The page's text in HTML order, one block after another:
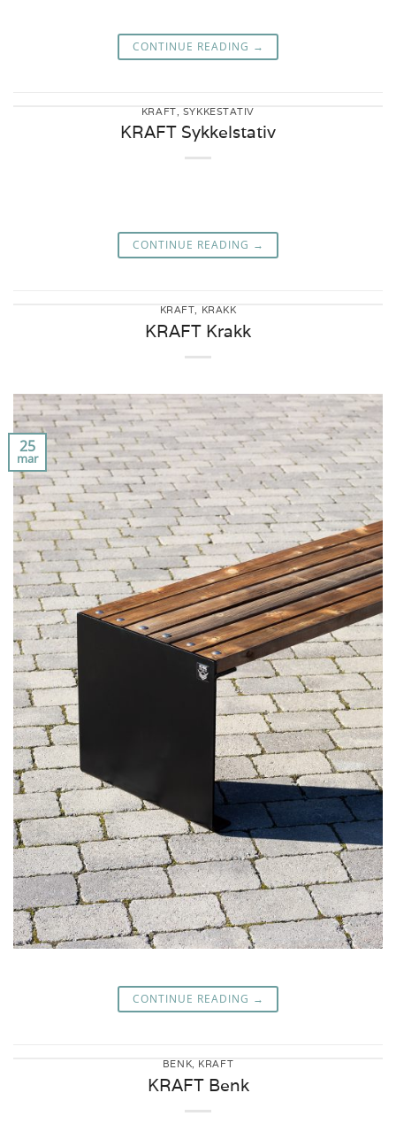
CONTINUE READING →
KRAFT SYKKESTATIV
KRAFT Sykkelstativ
CONTINUE READING →
KRAFT, KRAKK
KRAFT Krakk
25
mar
CONTINUE READING →
BENK, KRAFT
KRAFT Benk